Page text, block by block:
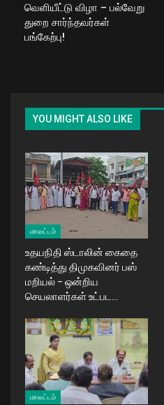
வெளியீட்டு விழா – பல்வேறு
துறை சார்ந்தவர்கள்
பங்கேற்பு!
YOU MIGHT ALSO LIKE
மாவட்டம்
உதயநிதி ஸ்டாலின் கைதை
கண்டித்து திமுகவினர் பஸ்
மறியல் – ஒன்றிய
செயலாளர்கள் உட்பட…
மாவட்டம்